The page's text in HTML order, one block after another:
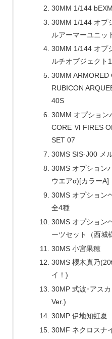
30MM 1/144
30MM 1/144 オプ
ルアーマーユニッ
30MM 1/144 オプ
ルチオブジェクト
30MM
RUBICON
40S
30MM オプション
CORE Ⅵ FIRES
SET 07
30MS SIS-J00 メ
30MS オプション
ウエアα)[カラーA]
30MS オプション
全4種
30MS オプション
ーツセット（西城
30MS 小宮果穂
30MS 櫻木真乃
イ！)
30MP 式波･アス
Ver.)
30MP 伊地知虹夏
30MF ネクロスナ